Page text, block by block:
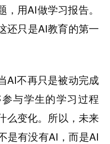
用AI做学习报告。
还只是AI教育的第一
AI不再只是被动完成
与学生的学习过程
么变化。所以，未来
是有没有AI，而是AI